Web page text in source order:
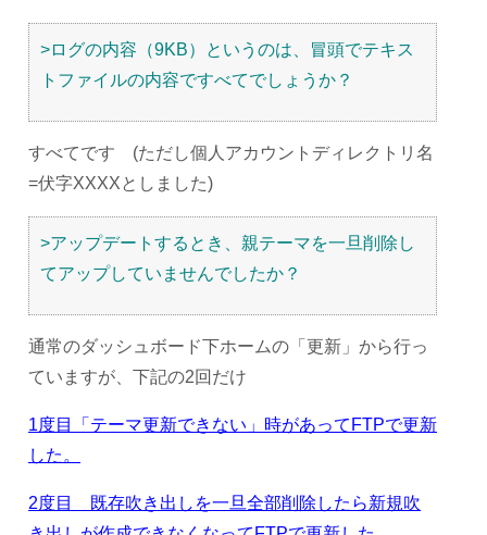
>ログの内容（9KB）というのは、冒頭でテキス
トファイルの内容ですべてでしょうか？
すべてです (ただし個人アカウントディレクトリ名
=伏字XXXXとしました)
>アップデートするとき、親テーマを一旦削除し
てアップしていませんでしたか？
通常のダッシュボード下ホームの「更新」から行っ
ていますが、下記の2回だけ
1度目「テーマ更新できない」時があってFTPで更新
した。
2度目 既存吹き出しを一旦全部削除したら新規吹